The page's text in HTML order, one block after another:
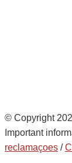
© Copyright
Important
reclamaçoes /